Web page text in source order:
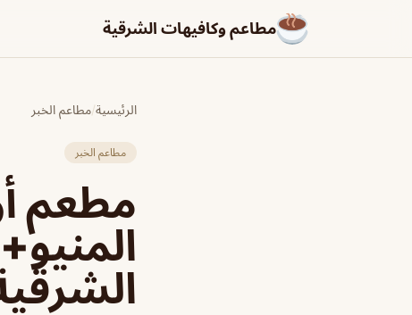
مطاعم وكافيهات الشرقية
الرئيسية/مطاعم الخبر
مطاعم الخبر
مطعم